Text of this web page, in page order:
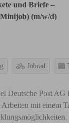
und Briefe –
(m/w/d)
Jobrad
Deutsche Post
mit einem